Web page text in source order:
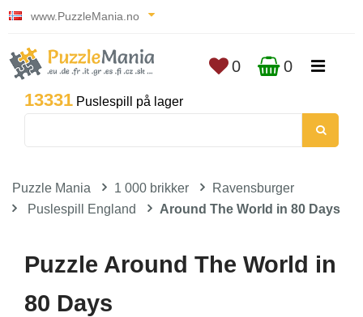
www.PuzzleMania.no
13331 Puslespill på lager
0 0
Puzzle Mania 1 000 brikker
Ravensburger
Puslespill England
Around The World in 80 Days
Puzzle Around The World in
80 Days